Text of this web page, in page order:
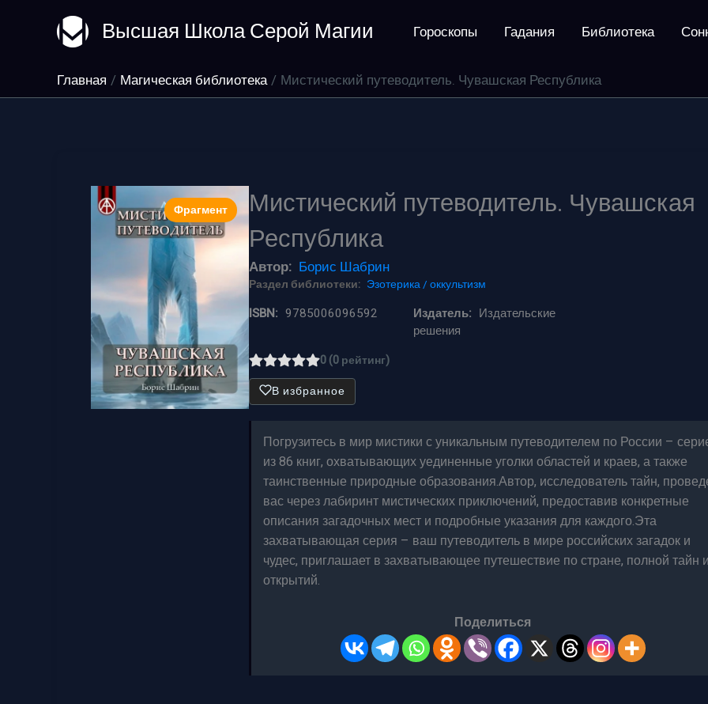
содержимому
Высшая Школа Серой Магии Гороскопы Гадания Библиотека
Главная Магическая библиотека Мистический путеводитель. Чувашская Республика
Фрагмент
Мистический путеводитель. Чувашская
Республика
Автор: Борис Шабрин
Раздел библиотеки: Эзотерика / оккультизм
ISBN: 9785006096592 Издатель: Издательские
решения
0 (0 рейтинг)
В избранное
Погрузитесь в мир мистики с уникальным путеводителем по России –
из 86 книг, охватывающих уединенные уголки областей и краев, а также
таинственные природные образования.Автор, исследователь тайн,
вас через лабиринт мистических приключений, предоставив конкретные
описания загадочных мест и подробные указания для каждого.Эта
захватывающая серия – ваш путеводитель в мире российских загадок и
чудес, приглашает в захватывающее путешествие по стране, полной тайн и
открытий.
Поделиться